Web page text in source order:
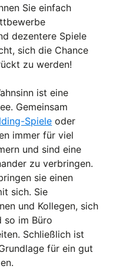
Sie einfach
dezentere Spiele
sich die Chance
zu werden!
ist eine
Gemeinsam
Spiele oder
immer für viel
und sind eine
zu verbringen.
sie einen
sich. Sie
und Kollegen, sich
so im Büro
Schließlich ist
für ein gut